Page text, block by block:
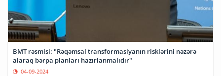
BMT rəsmisi: "Rəqəmsal transformasiyanın risklərini nəzərə
alaraq bərpa planları hazırlanmalıdır"
04-09-2024